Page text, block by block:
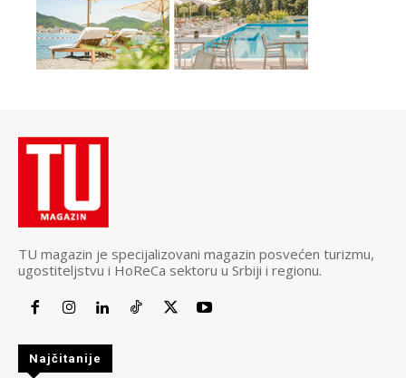
TU magazin je specijalizovani magazin posvećen turizmu,
ugostiteljstvu i HoReCa sektoru u Srbiji i regionu.
Najčitanije